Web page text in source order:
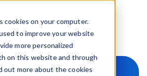
cookies on your computer.
to improve your website
more personalized
on this website and through
out more about the cookies